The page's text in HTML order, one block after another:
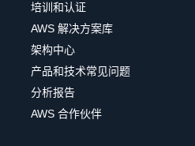
培训和认证
AWS 解决方案库
架构中心
产品和技术常见问题
分析报告
AWS 合作伙伴